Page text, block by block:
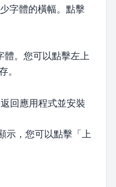
字體的橫幅。點擊
體。您可以點擊左上
。
回應用程式並安裝
示，您可以點擊「上